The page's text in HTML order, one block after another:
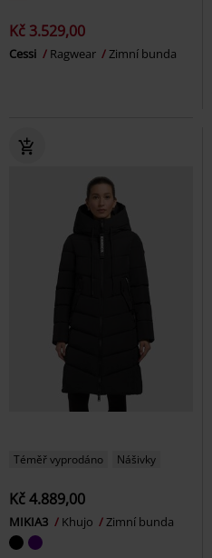
Kč 3.529,00
Cessi Ragwear Zimní bunda
Téměř vyprodáno Nášivky
Kč 4.889,00
MIKIA3 Khujo Zimní bunda